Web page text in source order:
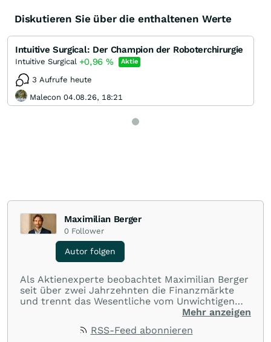
Diskutieren Sie über die enthaltenen Werte
Intuitive Surgical: Der Champion der Roboterchirurgie
Intuitive Surgical +0,96 % Aktie
3 Aufrufe heute
Malecon 04.08.26, 18:21
Maximilian Berger
0 Follower
Autor folgen
Als Aktienexperte beobachtet Maximilian Berger
seit über zwei Jahrzehnten die Finanzmärkte
und trennt das Wesentliche vom Unwichtigen
und liefert wöchentlich klare, unabhängige
und Renditen liefern.
Mehr anzeigen
RSS-Feed abonnieren